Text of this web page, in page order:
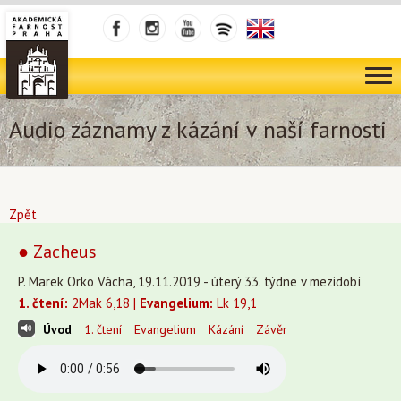
Audio záznamy z kázání v naší farnosti
Zpět
● Zacheus
P. Marek Orko Vácha, 19.11.2019 - úterý 33. týdne v mezidobí
1. čtení: 2Mak 6,18 | Evangelium: Lk 19,1
Úvod 1. čtení Evangelium Kázání Závěr